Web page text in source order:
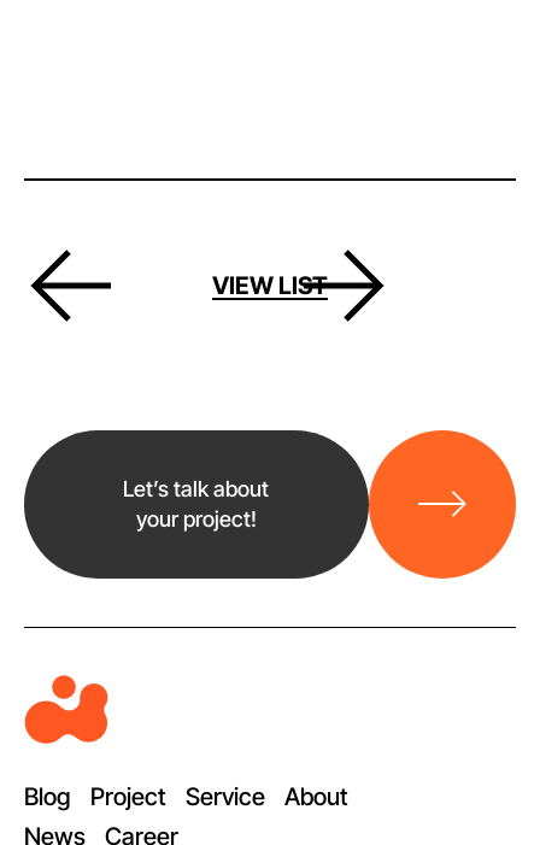
VIEW LIST
Let’s talk about
your project!
로
가
기
e
a
Blog Project Service
About
News
Career